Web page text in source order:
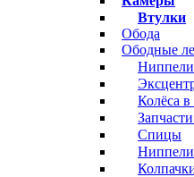
Втулки
Обода
Ободные
Ниппели
Колёса в
Спицы